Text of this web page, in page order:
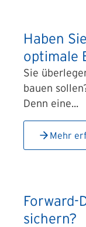
Haben
optimale
Sie
bauen
Denn eine...
Mehr
Forward-
sichern?